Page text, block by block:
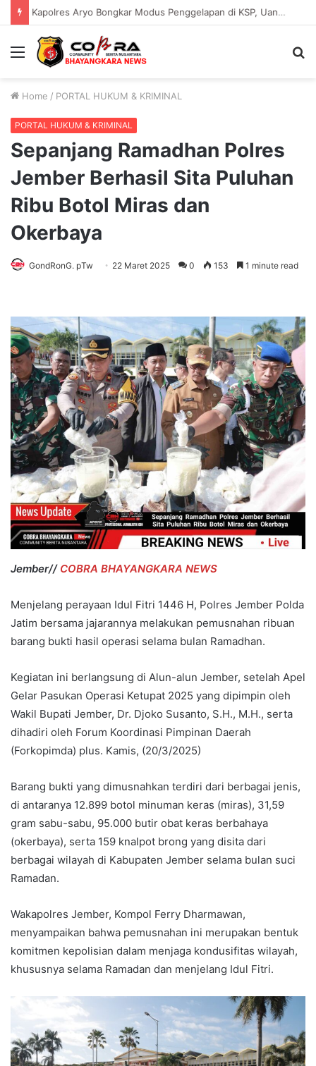
Kapolres Aryo Bongkar Modus Penggelapan di KSP, Uang Angsuran Nasabah Raib Ratusan Juta Rupiah
Menu
Home / PORTAL HUKUM & KRIMINAL
PORTAL HUKUM & KRIMINAL
Sepanjang Ramadhan Polres
Jember Berhasil Sita Puluhan
Ribu Botol Miras dan
Okerbaya
GondRonG. pTw 22 Maret 2025 0 153 1 minute read
Jember// COBRA BHAYANGKARA NEWS
Menjelang perayaan Idul Fitri 1446 H, Polres Jember Polda
Jatim bersama jajarannya melakukan pemusnahan ribuan
barang bukti hasil operasi selama bulan Ramadhan.
Kegiatan ini berlangsung di Alun-alun Jember, setelah Apel
Gelar Pasukan Operasi Ketupat 2025 yang dipimpin oleh
Wakil Bupati Jember, Dr. Djoko Susanto, S.H., M.H., serta
dihadiri oleh Forum Koordinasi Pimpinan Daerah
(Forkopimda) plus. Kamis, (20/3/2025)
Barang bukti yang dimusnahkan terdiri dari berbagai jenis,
di antaranya 12.899 botol minuman keras (miras), 31,59
gram sabu-sabu, 95.000 butir obat keras berbahaya
(okerbaya), serta 159 knalpot brong yang disita dari
berbagai wilayah di Kabupaten Jember selama bulan suci
Ramadan.
Wakapolres Jember, Kompol Ferry Dharmawan,
menyampaikan bahwa pemusnahan ini merupakan bentuk
komitmen kepolisian dalam menjaga kondusifitas wilayah,
khususnya selama Ramadan dan menjelang Idul Fitri.